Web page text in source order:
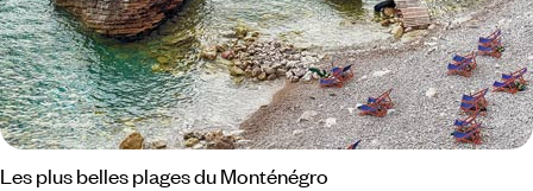
Les plus belles plages du Monténégro